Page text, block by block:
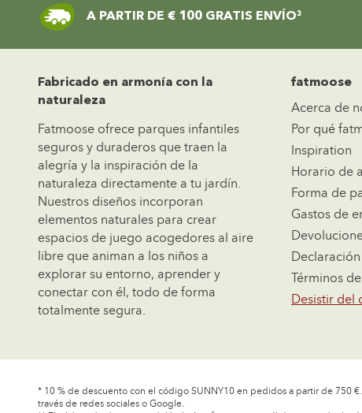
A PARTIR DE € 100 GRATIS ENVÍO³
Fabricado en armonía con la
naturaleza
Fatmoose ofrece parques infantiles
seguros y duraderos que traen la
alegría y la inspiración de la
naturaleza directamente a tu jardín.
Nuestros diseños incorporan
elementos naturales para crear
espacios de juego acogedores al aire
libre que animan a los niños a
explorar su entorno, aprender y
conectar con él, todo de forma
totalmente segura.
fatmoose
Acerca de
Por qué
Inspiration
Horario de
Forma de
Gastos de
Términos
Desistir del
* 10 % de descuento con el código SUNNY10 en pedidos a partir de 750
través de redes sociales o Google.